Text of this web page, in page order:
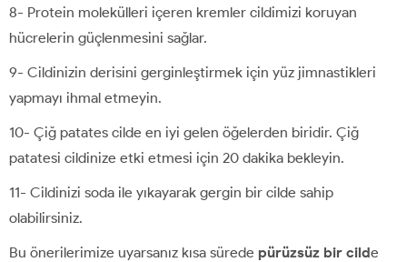
8- Protein molekülleri içeren kremler cildimizi koruyan
hücrelerin güçlenmesini sağlar.
9- Cildinizin derisini gerginleştirmek için yüz jimnastikleri
yapmayı ihmal etmeyin.
10- Çiğ patates cilde en iyi gelen öğelerden biridir. Çiğ
patatesi cildinize etki etmesi için 20 dakika bekleyin.
11- Cildinizi soda ile yıkayarak gergin bir cilde sahip
olabilirsiniz.
Bu önerilerimize uyarsanız kısa sürede pürüzsüz bir cilde